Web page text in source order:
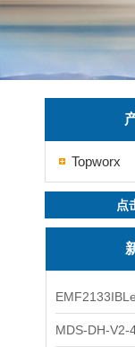
Topworx
点